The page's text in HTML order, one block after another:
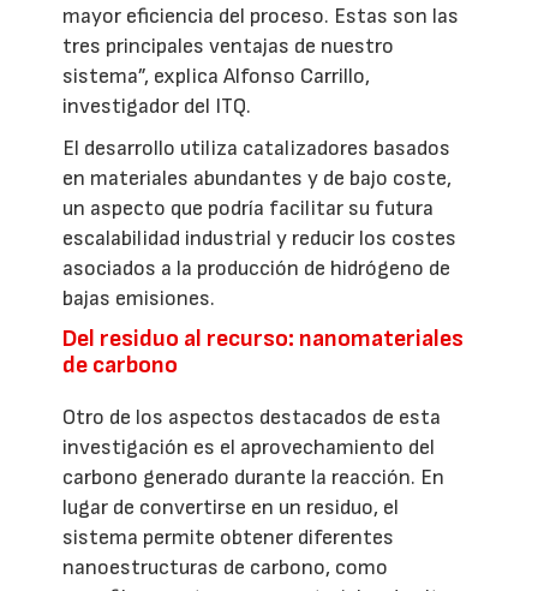
mayor eficiencia del proceso. Estas son las
tres principales ventajas de nuestro
sistema”, explica Alfonso Carrillo,
investigador del ITQ.
El desarrollo utiliza catalizadores basados
en materiales abundantes y de bajo coste,
un aspecto que podría facilitar su futura
escalabilidad industrial y reducir los costes
asociados a la producción de hidrógeno de
bajas emisiones.
Del residuo al recurso: nanomateriales
de carbono
Otro de los aspectos destacados de esta
investigación es el aprovechamiento del
carbono generado durante la reacción. En
lugar de convertirse en un residuo, el
sistema permite obtener diferentes
nanoestructuras de carbono, como